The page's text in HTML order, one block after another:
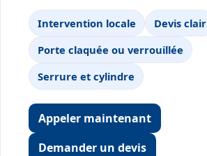
Intervention locale
Devis clair
Porte claquée ou verrouillée
Serrure et cylindre
Appeler maintenant
Demander un devis